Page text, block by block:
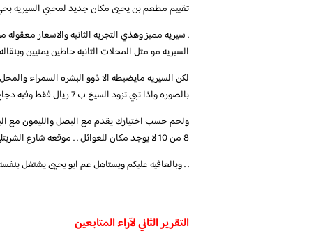
تقييم مطعم بن يحيى مكان جديد لمحبي السيريه
. سيريه مميز وهذي التجربه الثانيه والاسعار معقوله
السيريه مو مثل المحلات الثانيه حاطين يمنيين
بالصوره واذا تبي تزود السيخ ب 7 ريال فقط وفيه دجاج
8 من 10 لا يوجد مكان للعوائل . . موقعه شارع الشربتلي بعد مطعم ريدان قريب من تقاطع ش الاربعين مع ش الشربتلي
. . وبالعافيه عليكم ويستاهل عم ابو يحيى يشتغل
التقرير الثاني لآراء المتابعين